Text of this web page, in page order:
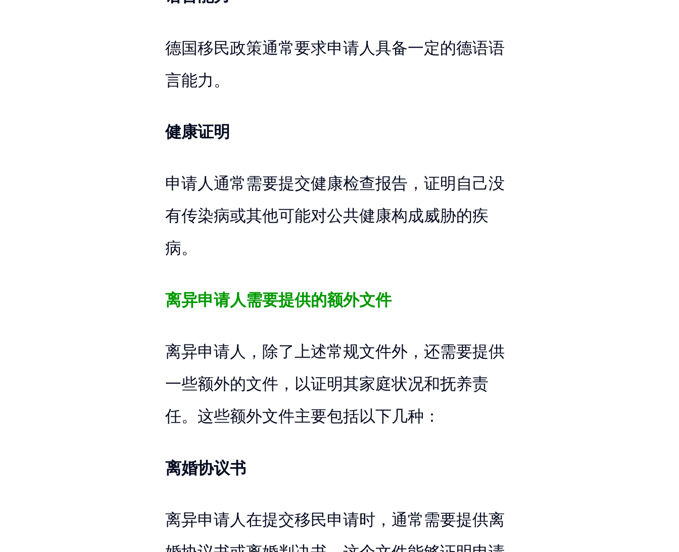
德国移民政策通常要求申请人具备一定的德语语
言能力。
健康证明
申请人通常需要提交健康检查报告，证明自己没
有传染病或其他可能对公共健康构成威胁的疾
病。
离异申请人需要提供的额外文件
离异申请人，除了上述常规文件外，还需要提供
一些额外的文件，以证明其家庭状况和抚养责
任。这些额外文件主要包括以下几种：
离婚协议书
离异申请人在提交移民申请时，通常需要提供离